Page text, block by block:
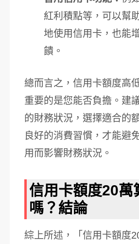
紅利積點等，可以幫
地使用信用卡，也能
饋。
總而言之，信用卡額度高
重要的是您能否負擔。建
的財務狀況，選擇適合的
良好的消費習慣，才能避
用而影響財務狀況。
信用卡額度20萬
嗎？結論
綜上所述，「信用卡額度